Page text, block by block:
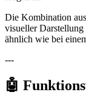
Die Kombination
visueller
ähnlich wie bei
---
🤖